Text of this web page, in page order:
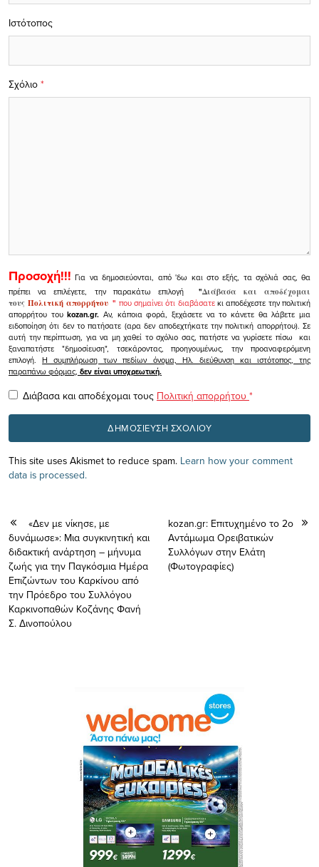
Σχόλιο *
Ιστότοπος
Προσοχή!!! Για να δημοσιεύονται, από 'δω και στο εξής, τα σχόλιά σας, θα
πρέπει να επιλέγετε, την παρακάτω επιλογή
"Διάβασα και αποδέχομαι
τουςΠολιτική απορρήτου" που σημαίνει ότι διαβάσατεκι αποδέχεστε την πολιτική
απορρήτου τουkozan.gr. Αν, κάποια φορά, ξεχάσετε να το κάνετε θα λάβετε μια
ειδοποίηση ότι δεν το πατήσατε (αρα δεν αποδεχτήκατε την πολιτική απορρήτου). Σε
αυτή την περίπτωση, για να μη χαθεί το σχόλιο σας, πατήστε να γυρίσετε πίσω και
ξαναπατήστε "δημοσίευση", τσεκάροντας, προηγουμένως, την προαναφερόμενη
επιλογή.Η συμπλήρωση των πεδίων όνομα, Ηλ. διεύθυνση και ιστότοπος, της
παραπάνω φόρμας, δεν είναι υποχρεωτική.
Διάβασα και αποδέχομαι τους Πολιτική απορρήτου *
This site uses Akismet to reduce spam. Learn how your comment
data is processed.
«Δεν με νίκησε, με
δυνάμωσε»: Μια συγκινητική και
διδακτική ανάρτηση – μήνυμα
ζωής για την Παγκόσμια Ημέρα
Επιζώντων του Καρκίνου από
την Πρόεδρο του Συλλόγου
Καρκινοπαθών Κοζάνης Φανή
Σ. Δινοπούλου
kozan.gr: Επιτυχημένο το 2ο
Αντάμωμα Ορειβατικών
Συλλόγων στην Ελάτη
(Φωτογραφίες)